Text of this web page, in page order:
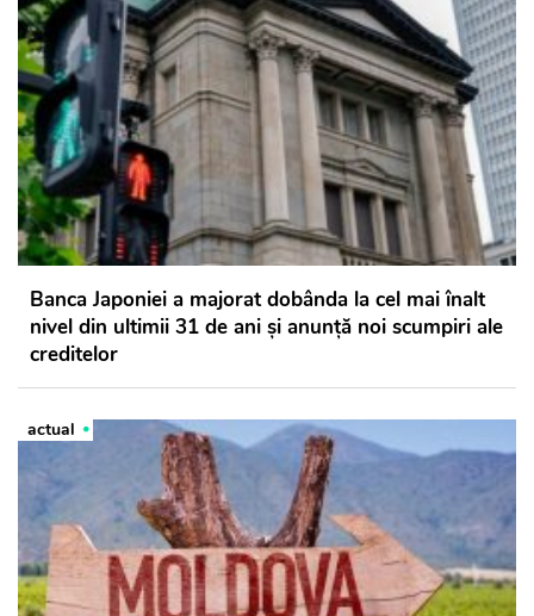
Banca Japoniei a majorat dobânda la cel mai înalt
nivel din ultimii 31 de ani și anunță noi scumpiri ale
creditelor
actual